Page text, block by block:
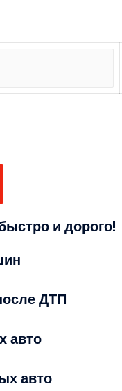
и дорого!
ДТП
авто
авто